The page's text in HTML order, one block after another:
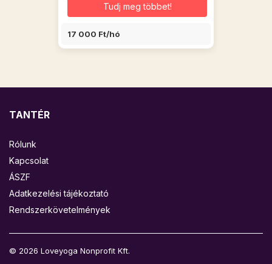
Tudj meg többet!
17 000 Ft/hó
TANTÉR
Rólunk
Kapcsolat
ÁSZF
Adatkezelési tájékoztató
Rendszerkövetelmények
© 2026 Loveyoga Nonprofit Kft.